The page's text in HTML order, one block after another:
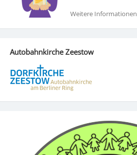
Weitere
Autobahnkirche Zeestow